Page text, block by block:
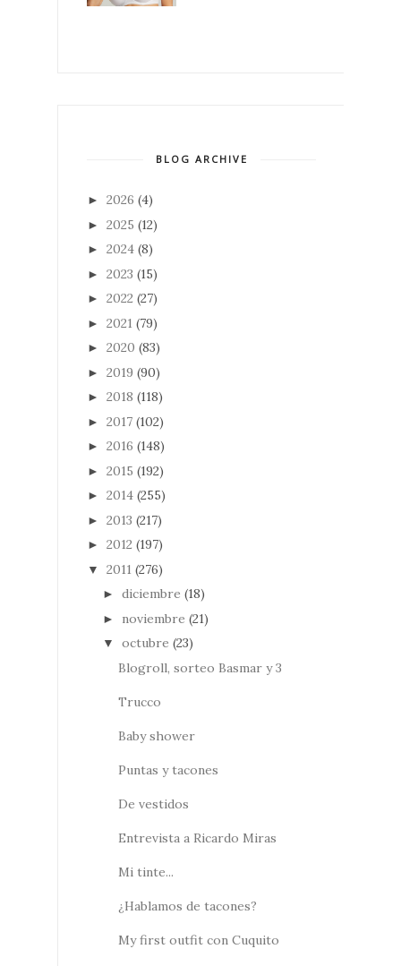
BLOG ARCHIVE
► 2026 (4)
► 2025 (12)
► 2024 (8)
► 2023 (15)
► 2022 (27)
► 2021 (79)
► 2020 (83)
► 2019 (90)
► 2018 (118)
► 2017 (102)
► 2016 (148)
► 2015 (192)
► 2014 (255)
► 2013 (217)
► 2012 (197)
▼ 2011 (276)
► diciembre (18)
► noviembre (21)
▼ octubre (23)
Blogroll, sorteo Basmar y 3
Trucco
Baby shower
Puntas y tacones
De vestidos
Entrevista a Ricardo Miras
Mi tinte...
¿Hablamos de tacones?
My first outfit con Cuquito